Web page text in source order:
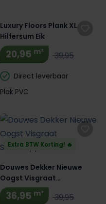
Luxury Floors Plank XL
Hilfersum Eik
20,95 m² 39,95
Direct leverbaar
Plak PVC
Extra BTW Korting! 🔥
Douwes Dekker Nieuwe
Oogst Visgraat
Sinaasappel
36,95 m² 39,95